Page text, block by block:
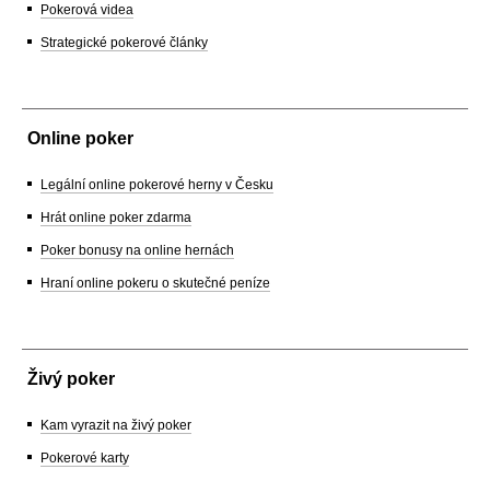
Pokerová videa
Strategické pokerové články
Online poker
Legální online pokerové herny v Česku
Hrát online poker zdarma
Poker bonusy na online hernách
Hraní online pokeru o skutečné peníze
Živý poker
Kam vyrazit na živý poker
Pokerové karty